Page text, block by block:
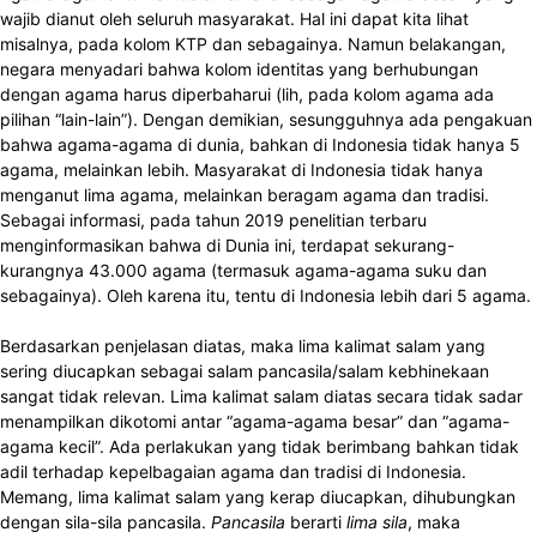
wajib dianut oleh seluruh masyarakat. Hal ini dapat kita lihat
misalnya, pada kolom KTP dan sebagainya. Namun belakangan,
negara menyadari bahwa kolom identitas yang berhubungan
dengan agama harus diperbaharui (lih, pada kolom agama ada
pilihan “lain-lain”). Dengan demikian, sesungguhnya ada pengakuan
bahwa agama-agama di dunia, bahkan di Indonesia tidak hanya 5
agama, melainkan lebih. Masyarakat di Indonesia tidak hanya
menganut lima agama, melainkan beragam agama dan tradisi.
Sebagai informasi, pada tahun 2019 penelitian terbaru
menginformasikan bahwa di Dunia ini, terdapat sekurang-
kurangnya 43.000 agama (termasuk agama-agama suku dan
sebagainya). Oleh karena itu, tentu di Indonesia lebih dari 5 agama.
Berdasarkan penjelasan diatas, maka lima kalimat salam yang
sering diucapkan sebagai salam pancasila/salam kebhinekaan
sangat tidak relevan. Lima kalimat salam diatas secara tidak sadar
menampilkan dikotomi antar “agama-agama besar” dan “agama-
agama kecil”. Ada perlakukan yang tidak berimbang bahkan tidak
adil terhadap kepelbagaian agama dan tradisi di Indonesia.
Memang, lima kalimat salam yang kerap diucapkan, dihubungkan
dengan sila-sila pancasila. Pancasila berarti lima sila, maka